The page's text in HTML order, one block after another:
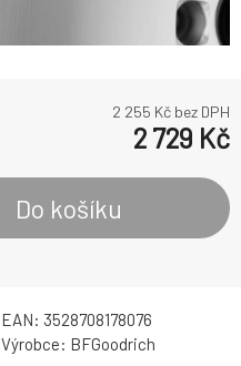
2 255 Kč bez DPH
2 729 Kč
Do košíku
EAN: 3528708178076
Výrobce: BFGoodrich